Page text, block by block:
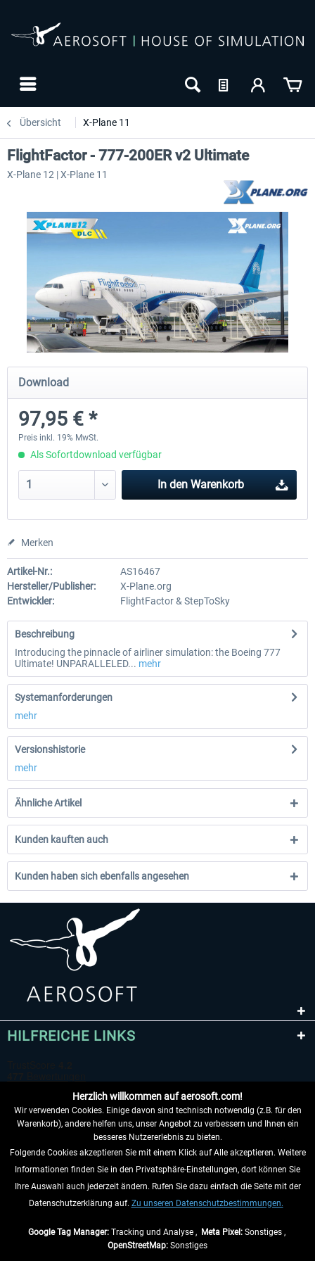
Übersicht X-Plane 11
Traffic Global for X-Plane 12/11
(Windows)
44,58 € *
Airport Stuttgart XP
FlightFactor - 777-200ER v2 Ultimate
X-Plane 12 | X-Plane 11
Download
97,95 € *
Preis inkl. 19% MwSt.
Als Sofortdownload verfügbar
In den Warenkorb
Merken
Artikel-Nr.:
AS16467
Hersteller/Publisher:
X-Plane.org
Entwickler:
FlightFactor & StepToSky
Beschreibung
Introducing the pinnacle of airliner simulation: the Boeing 777
Ultimate! UNPARALLELED... mehr
Systemanforderungen
mehr
Versionshistorie
mehr
Ähnliche Artikel
Kunden kauften auch
Kunden haben sich ebenfalls angesehen
HILFREICHE LINKS
VERTRAG WIDERRUFEN
INFORMATIONEN
Herzlich willkommen auf aerosoft.com!
Wir verwenden Cookies. Einige davon sind technisch notwendig (z.B. für den
Warenkorb), andere helfen uns, unser Angebot zu verbessern und Ihnen ein
besseres Nutzererlebnis zu bieten.
Folgende Cookies akzeptieren Sie mit einem Klick auf Alle akzeptieren. Weitere
Informationen finden Sie in den Privatsphäre-Einstellungen, dort können Sie
Ihre Auswahl auch jederzeit ändern. Rufen Sie dazu einfach die Seite mit der
Datenschutzerklärung auf. Zu unseren Datenschutzbestimmungen.
Google Tag Manager:Tracking und Analyse , Meta Pixel:Sonstiges ,
OpenStreetMap: Sonstiges